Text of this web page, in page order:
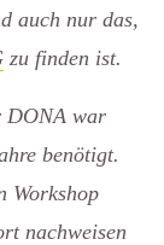
auch nur das,
zu finden ist.
DONA war
benötigt.
Workshop
nachweisen